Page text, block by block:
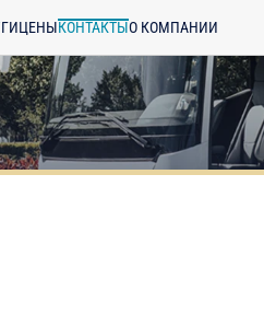
ЦЕНЫКОНТАКТЫО КОМПАНИИ